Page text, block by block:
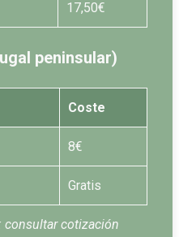
17,50€
peninsular)
Coste
8€
Gratis
consultar cotización